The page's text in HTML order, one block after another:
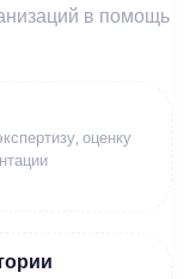
в помощь
оценку